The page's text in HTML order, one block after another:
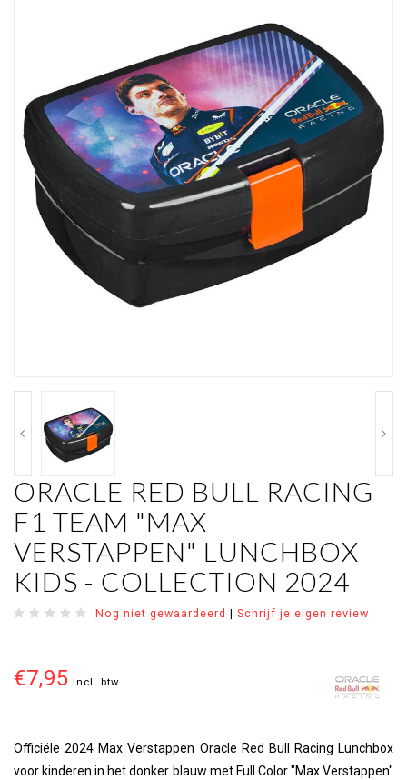
ORACLE RED BULL RACING
F1 TEAM "MAX
VERSTAPPEN" LUNCHBOX
KIDS - COLLECTION 2024
Nog niet gewaardeerd | Schrijf je eigen review
€7,95 Incl. btw
Officiële 2024 Max Verstappen Oracle Red Bull Racing Lunchbox
voor kinderen in het donker blauw met Full Color "Max Verstappen"